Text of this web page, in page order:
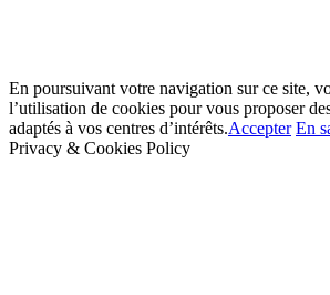
En poursuivant votre navigation sur ce site,
l’utilisation de cookies pour vous proposer
adaptés à vos centres d’intérêts.Accepter En
Privacy & Cookies Policy